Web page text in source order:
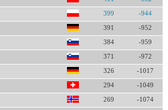
399 -944
391 -952
384 -959
371 -972
326 -1017
294 -1049
269 -1074